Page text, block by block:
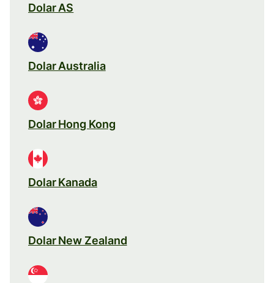
Dolar AS
Dolar Australia
Dolar Hong Kong
Dolar Kanada
Dolar New Zealand